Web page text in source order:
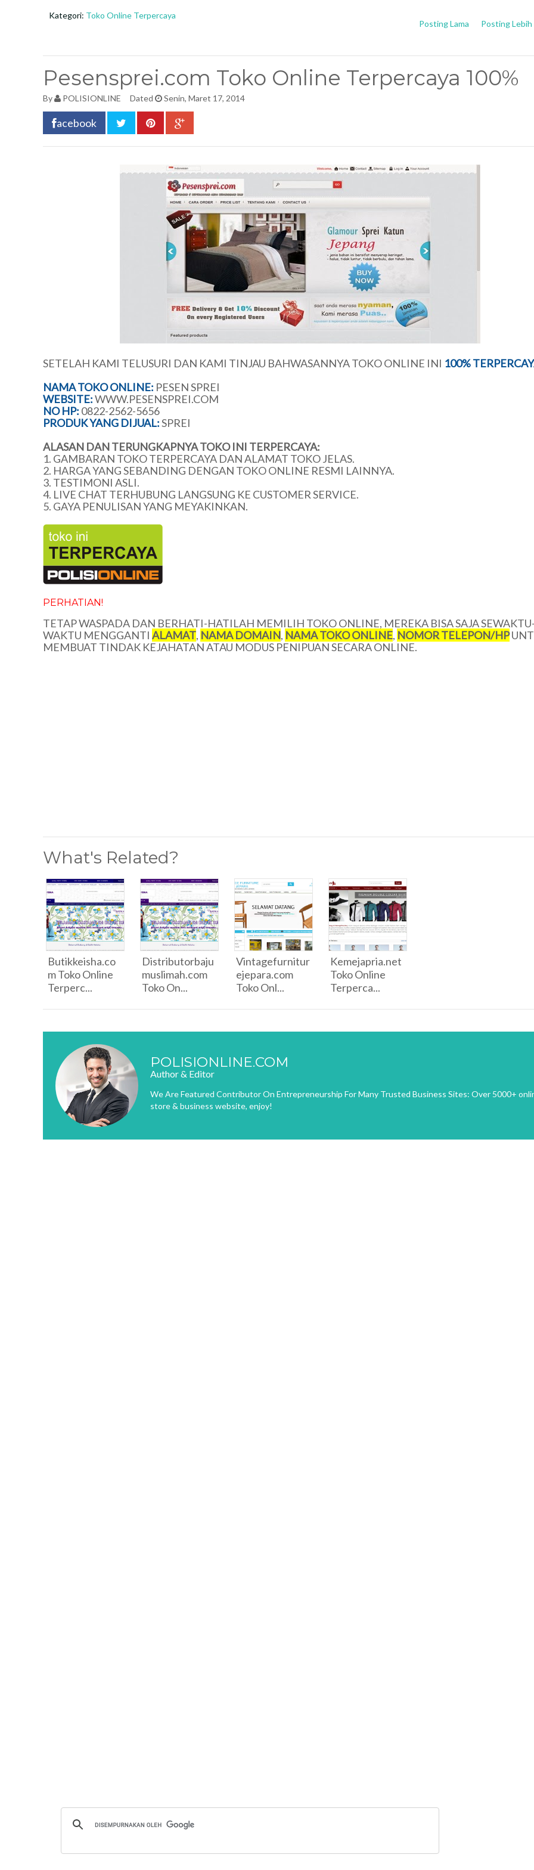
Kategori: Toko Online Terpercaya
Posting Lebih
Posting Lama
Pesensprei.com Toko Online Terpercaya 100%
By POLISIONLINE Dated Senin, Maret 17, 2014
acebook
SETELAH KAMI TELUSURI DAN KAMI TINJAU BAHWASANNYA TOKO ONLINE INI 100%
NAMA TOKO ONLINE: PESEN SPREI
WEBSITE:WWW.PESENSPREI.COM
NO HP: 0822-2562-5656
PRODUK YANG DIJUAL:SPREI
ALASAN DAN TERUNGKAPNYA TOKO INI TERPERCAYA:
1. GAMBARAN TOKO TERPERCAYA DAN ALAMAT TOKO JELAS.
2. HARGA YANG SEBANDING DENGAN TOKO ONLINE RESMI LAINNYA.
3. TESTIMONI ASLI.
4. LIVE CHAT TERHUBUNG LANGSUNG KE CUSTOMER SERVICE.
5. GAYA PENULISAN YANG MEYAKINKAN.
PERHATIAN!
TETAP WASPADA DAN BERHATI-HATILAH MEMILIH TOKO ONLINE, MEREKA BISA SAJA
WAKTU MENGGANTI ALAMAT, NAMA DOMAIN, NAMA TOKO ONLINE, NOMOR TELEPON/HP
MEMBUAT TINDAK KEJAHATAN ATAU MODUS PENIPUAN SECARA ONLINE.
What's Related?
Butikkeisha.co
m Toko Online
Terperc...
Distributorbaju
muslimah.com
Toko On...
Vintagefurnitur
ejepara.com
Toko Onl...
Kemejapria.net
Toko Online
Terperca...
POLISIONLINE.COM
Author & Editor
We Are Featured Contributor On Entrepreneurship For Many Trusted Business Sites: Over 5000+
store & business website, enjoy!